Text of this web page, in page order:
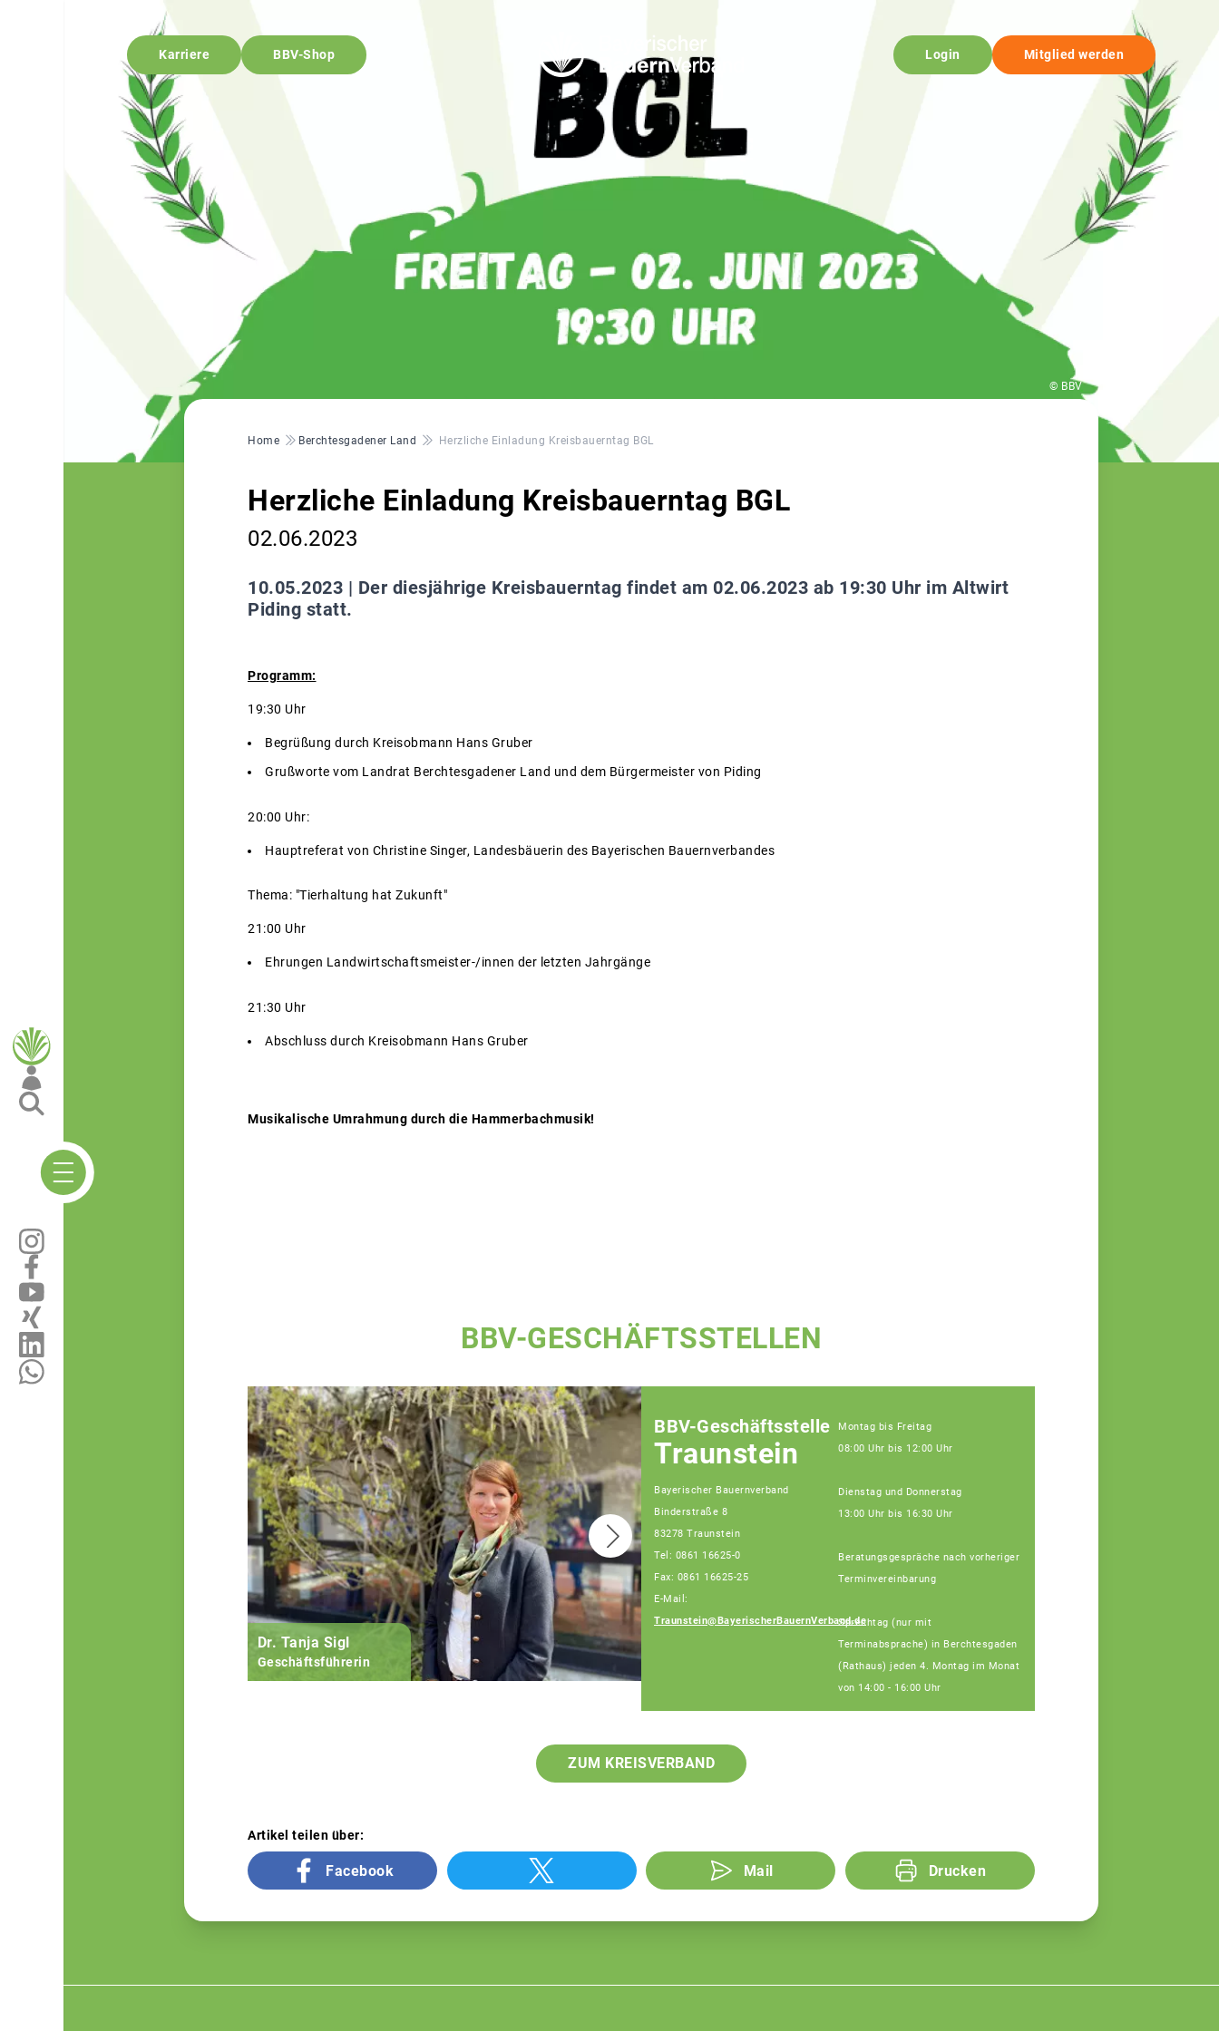
Karriere BBV-Shop Login Mitglied werden
© BBV
Pfadnavigation
Home Berchtesgadener Land Herzliche Einladung Kreisbauerntag BGL
Herzliche Einladung Kreisbauerntag BGL
02.06.2023
10.05.2023 | Der diesjährige Kreisbauerntag findet am 02.06.2023 ab 19:30 Uhr im Altwirt
Piding statt.
Programm:
19:30 Uhr
Begrüßung durch Kreisobmann Hans Gruber
Grußworte vom Landrat Berchtesgadener Land und dem Bürgermeister von Piding
20:00 Uhr:
Hauptreferat von Christine Singer, Landesbäuerin des Bayerischen Bauernverbandes
Thema: "Tierhaltung hat Zukunft"
21:00 Uhr
Ehrungen Landwirtschaftsmeister-/innen der letzten Jahrgänge
21:30 Uhr
Abschluss durch Kreisobmann Hans Gruber
Musikalische Umrahmung durch die Hammerbachmusik!
BBV-GESCHÄFTSSTELLEN
Dr. Tanja Sigl
Geschäftsführerin
BBV-Geschäftsstelle
Traunstein
Bayerischer Bauernverband
Binderstraße 8
83278 Traunstein
Tel: 0861 16625-0
Fax: 0861 16625-25
E-Mail:
Traunstein@BayerischerBauernVerband.de
Montag bis Freitag
08:00 Uhr bis 12:00 Uhr
Dienstag und Donnerstag
13:00 Uhr bis 16:30 Uhr
Beratungsgespräche nach vorheriger
Terminvereinbarung
Sprechtag (nur mit
Terminabsprache) in Berchtesgaden
(Rathaus) jeden 4. Montag im Monat
von 14:00 - 16:00 Uhr
ZUM KREISVERBAND
Artikel teilen über:
Facebook Mail Drucken